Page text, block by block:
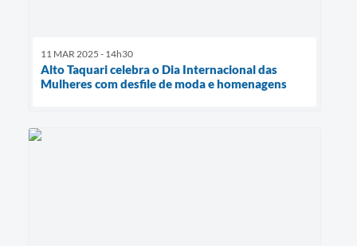
11 MAR 2025 - 14h30
Alto Taquari celebra o Dia Internacional das
Mulheres com desfile de moda e homenagens